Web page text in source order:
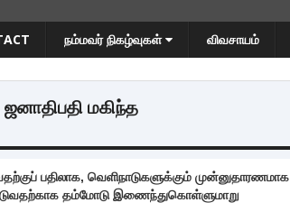
நம்மவர் நிகழ்வுகள் விவசாயம்
மகிந்த
பதிலாக, வெளிநாடுகளுக்கும் முன்னுதாரணமாக
தம்மோடு இணைந்துகொள்ளுமாறு